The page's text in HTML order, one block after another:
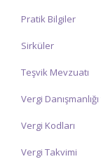
Pratik Bilgiler
Sirküler
Teşvik Mevzuatı
Vergi
Vergi Kodları
Vergi Takvimi